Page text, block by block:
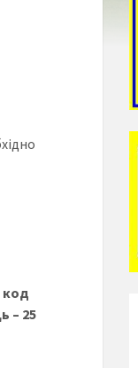
код
– 25